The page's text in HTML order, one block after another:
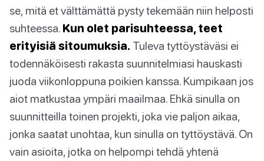
se, mitä et välttämättä pysty tekemään niin helposti
suhteessa. Kun olet parisuhteessa, teet
erityisiä sitoumuksia. Tuleva tyttöystäväsi ei
todennäköisesti rakasta suunnitelmiasi hauskasti
juoda viikonloppuna poikien kanssa. Kumpikaan jos
aiot matkustaa ympäri maailmaa. Ehkä sinulla on
suunnitteilla toinen projekti, joka vie paljon aikaa,
jonka saatat unohtaa, kun sinulla on tyttöystävä. On
vain asioita, jotka on helpompi tehdä yhtenä